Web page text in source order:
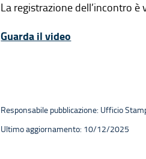
La registrazione dell’incontro è
Guarda il video
Responsabile pubblicazione: Ufficio
Ultimo aggiornamento: 10/12/2025